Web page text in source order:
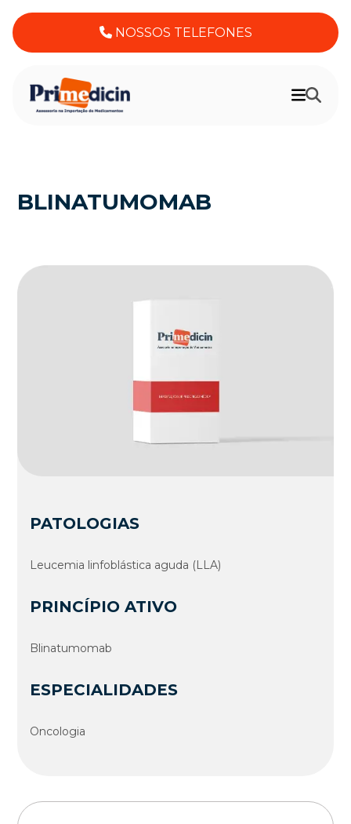
NOSSOS TELEFONES
BLINATUMOMAB
PATOLOGIAS
Leucemia linfoblástica aguda (LLA)
PRINCÍPIO ATIVO
Blinatumomab
ESPECIALIDADES
Oncologia